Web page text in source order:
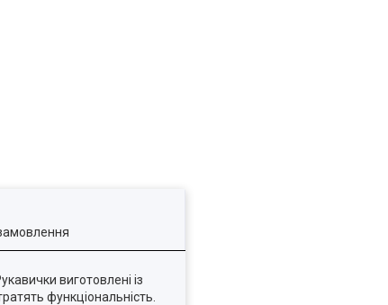
виготовлені із
функціональність.